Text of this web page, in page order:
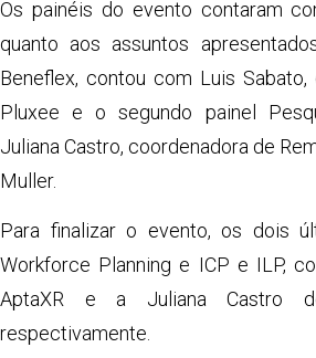
Os painéis do evento contaram
quanto aos assuntos
Beneflex, contou com Luis
Pluxee e o segundo painel
Juliana Castro, coordenadora de
Muller.
Para finalizar o evento, os dois
Workforce Planning e ICP e ILP,
AptaXR e a Juliana Castro
respectivamente.